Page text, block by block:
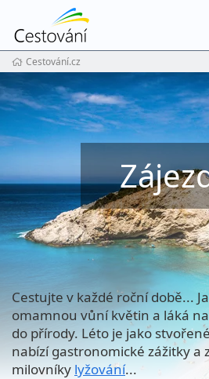
Cestování.cz
Cestujte v každé roční době...
omamnou vůní květin a láká
do přírody. Léto je jako
nabízí gastronomické zážitky a
milovníky lyžování...